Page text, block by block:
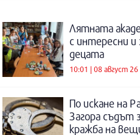
Лятната
с интересни и
децата
10:01 | 08 август 26
По искане на
Загора съдът
кражба на